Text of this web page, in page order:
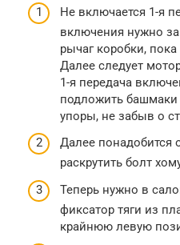
Не включается 1-я
включения нужно
рычаг коробки,
Далее следует
1-я передача
подложить
упоры, не забыв о
Далее понадобится
раскрутить болт
Теперь нужно в
фиксатор тяги из
крайнюю левую